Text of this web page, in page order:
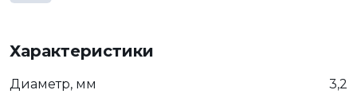
Характеристики
Диаметр, мм
3,2